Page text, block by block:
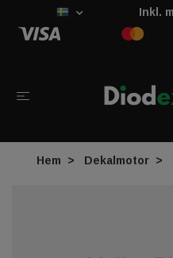
Inkl.
Hem Dekalmotor